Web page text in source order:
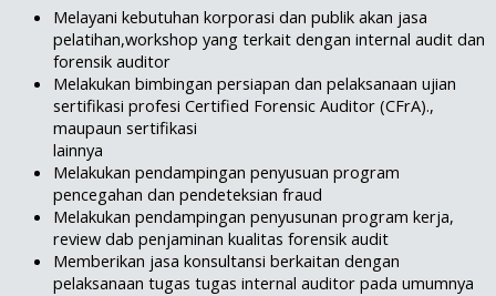
Melayani kebutuhan korporasi dan publik akan jasa
pelatihan,workshop yang terkait dengan internal audit dan
forensik auditor
Melakukan bimbingan persiapan dan pelaksanaan ujian
sertifikasi profesi Certified Forensic Auditor (CFrA).,
maupaun sertifikasi
lainnya
Melakukan pendampingan penyusuan program
pencegahan dan pendeteksian fraud
Melakukan pendampingan penyusunan program kerja,
review dab penjaminan kualitas forensik audit
Memberikan jasa konsultansi berkaitan dengan
pelaksanaan tugas tugas internal auditor pada umumnya